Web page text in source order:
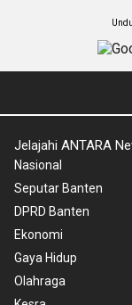
Jelajahi ANTARA
Nasional
Seputar Banten
DPRD Banten
Ekonomi
Gaya Hidup
Olahraga